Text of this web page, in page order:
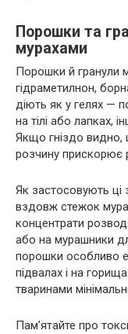
Порошки та
мурахами
Порошки й гранули
гідраметилнон,
діють як у гелях —
на тілі або лапках,
Якщо гніздо видно,
розчину прискорює
Як застосовують
вздовж стежок
концентрати
або на мурашники
порошки особливо
підвалах і на
тваринами
Пам’ятайте про